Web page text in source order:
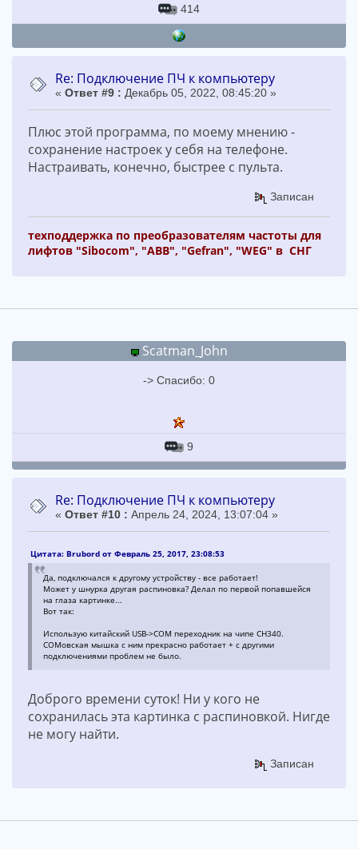
414
Re: Подключение ПЧ к компьютеру
« Ответ #9 : Декабрь 05, 2022, 08:45:20 »
Плюс этой программа, по моему мнению -
сохранение настроек у себя на телефоне.
Настраивать, конечно, быстрее с пульта.
Записан
техподдержка по преобразователям частоты для
лифтов "Sibocom", "ABB", "Gefran", "WEG" в СНГ
Scatman_John
-> Спасибо: 0
9
Re: Подключение ПЧ к компьютеру
« Ответ #10 : Апрель 24, 2024, 13:07:04 »
Цитата: Brubord от Февраль 25, 2017, 23:08:53
Да, подключался к другому устройству - все работает!
Может у шнурка другая распиновка? Делал по первой попавшейся
на глаза картинке...
Вот так:
Использую китайский USB->COM переходник на чипе CH340.
COMовская мышка с ним прекрасно работает + с другими
подключениями проблем не было.
Доброго времени суток! Ни у кого не
сохранилась эта картинка с распиновкой. Нигде
не могу найти.
Записан